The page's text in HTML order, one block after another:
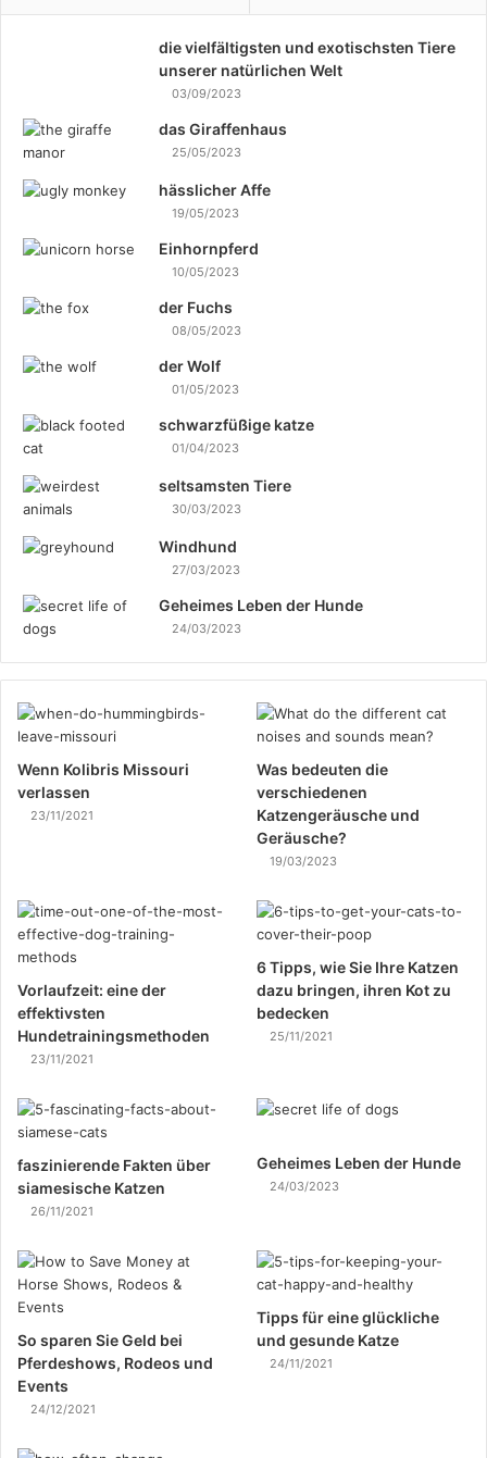
die vielfältigsten und exotischsten Tiere
unserer natürlichen Welt
03/09/2023
das Giraffenhaus
25/05/2023
hässlicher Affe
19/05/2023
Einhornpferd
10/05/2023
der Fuchs
08/05/2023
der Wolf
01/05/2023
schwarzfüßige katze
01/04/2023
seltsamsten Tiere
30/03/2023
Windhund
27/03/2023
Geheimes Leben der Hunde
24/03/2023
Wenn Kolibris Missouri
verlassen
23/11/2021
Was bedeuten die
verschiedenen
Katzengeräusche und
Geräusche?
19/03/2023
Vorlaufzeit: eine der
effektivsten
Hundetrainingsmethoden
23/11/2021
6 Tipps, wie Sie Ihre Katzen
dazu bringen, ihren Kot zu
bedecken
25/11/2021
faszinierende Fakten über
siamesische Katzen
26/11/2021
Geheimes Leben der Hunde
24/03/2023
So sparen Sie Geld bei
Pferdeshows, Rodeos und
Events
24/12/2021
Tipps für eine glückliche
und gesunde Katze
24/11/2021